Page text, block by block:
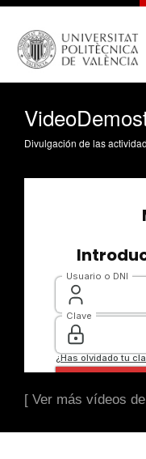
[ Ver más vídeos